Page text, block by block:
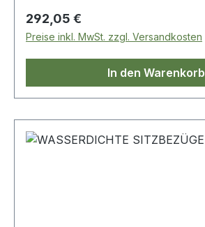
Regulärer Preis:
292,05 €
Preise inkl. MwSt. zzgl. Versandkosten
In den Warenkorb